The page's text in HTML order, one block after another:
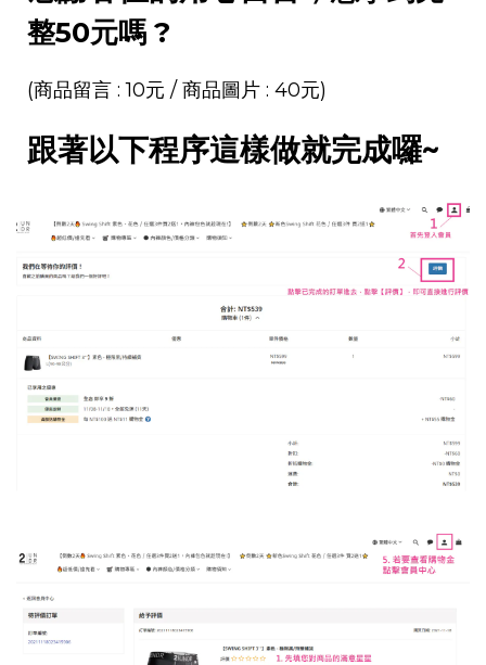
整50元嗎 ?
(商品留言 : 10元 / 商品圖片 : 40元)
跟著以下程序這樣做就完成囉~